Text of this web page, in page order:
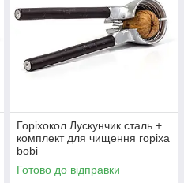
Горіхокол Лускунчик сталь +
комплект для чищення горіха
bobi
Готово до відправки